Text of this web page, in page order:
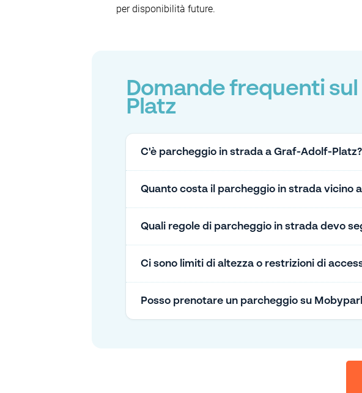
per disponibilità future.
Domande frequenti
Platz
C'è parcheggio in strada a Graf-Adolf-Platz?
Quanto costa il parcheggio in strada vicino
Quali regole di parcheggio in strada devo
Ci sono limiti di altezza o restrizioni di
Posso prenotare un parcheggio su